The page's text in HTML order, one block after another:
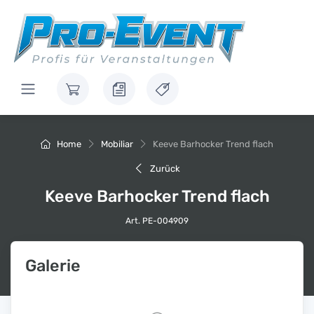
Home Mobiliar Keeve Barhocker Trend flach
Zurück
Keeve Barhocker Trend flach
Art. PE-004909
Galerie